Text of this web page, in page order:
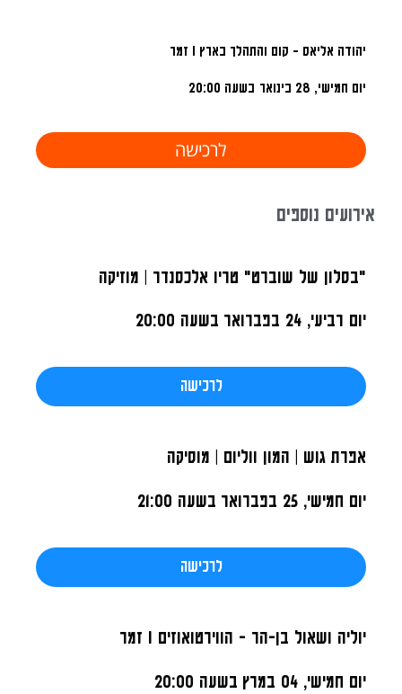
יהודה אליאס - קום והתהלך בארץ I זמר
יום חמישי, 28 בינואר בשעה 20:00
לרכישה
אירועים נוספים
"בסלון של שוברט" טריו אלכסנדר | מוזיקה
יום רביעי, 24 בפברואר בשעה 20:00
לרכישה
אפרת גוש | המון ווליום | מוסיקה
יום חמישי, 25 בפברואר בשעה 21:00
לרכישה
יוליה ושאול בן-הר - הווירטואוזים I זמר
יום חמישי, 04 במרץ בשעה 20:00